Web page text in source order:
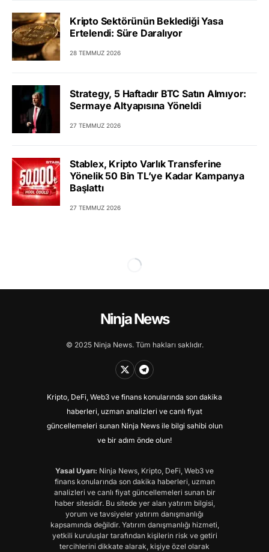
Kripto Sektörünün Beklediği Yasa
Ertelendi: Süre Daralıyor
28 TEMMUZ 2026
Strategy, 5 Haftadır BTC Satın Almıyor:
Sermaye Altyapısına Yöneldi
27 TEMMUZ 2026
Stablex, Kripto Varlık Transferine
Yönelik 50 Bin TL’ye Kadar Kampanya
Başlattı
27 TEMMUZ 2026
Ninja News
© 2025 Ninja News. Tüm hakları saklıdır.
Kripto, DeFi, Web3 ve finans konularında son dakika
haberleri, uzman analizleri ve canlı fiyat
güncellemeleri sunan Ninja News ile bilgi sahibi olun
ve bir adım önde olun!
Yasal Uyarı: Ninja News, Kripto, DeFi, Web3 ve
finans konularında son dakika haberleri, uzman
analizleri ve canlı fiyat güncellemeleri sunan bir
haber sitesidir. Bu sitede yer alan yatırım bilgisi,
yorum ve tavsiyeler yatırım danışmanlığı
kapsamında değildir. Yatırım danışmanlığı hizmeti,
yetkili kuruluşlar tarafından kişilerin risk ve getiri
tercihlerini dikkate alarak, kişiye özel olarak